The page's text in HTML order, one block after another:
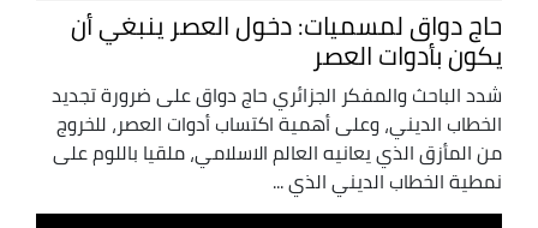
حاج دواق لمسميات: دخول العصر ينبغي أن
يكون بأدوات العصر
شدد الباحث والمفكر الجزائري حاج دواق على ضرورة تجديد
الخطاب الديني، وعلى أهمية اكتساب أدوات العصر، للخروج
من المأزق الذي يعانيه العالم الاسلامي، ملقيا باللوم على
نمطية الخطاب الديني الذي ...